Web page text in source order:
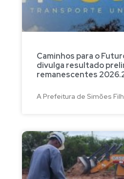
Caminhos para o
divulga resultado
remanescentes
A Prefeitura de Simões